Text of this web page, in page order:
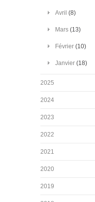
Avril (8)
Mars (13)
Février (10)
Janvier (18)
2025
2024
2023
2022
2021
2020
2019